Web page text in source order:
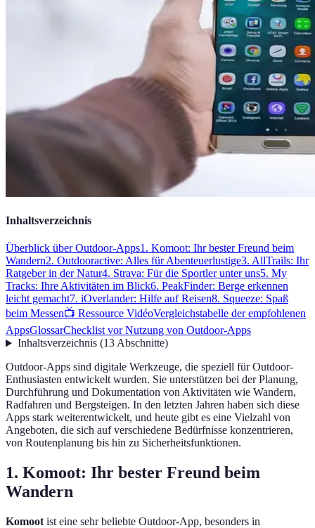
Inhaltsverzeichnis
Überblick über Outdoor-Apps1. Komoot: Ihr bester Freund beim
Wandern2. Outdooractive: Alles für Abenteuerlustige3. AllTrails: Ihr
Ratgeber in der Natur4. Strava: Für die Sportler unter uns5. My
Tracks: Ihre Aktivitäten im Blick6. PeakFinder: Berge erkennen
leicht gemacht7. iOverlander: Hilfe auf Reisen8. Squeeze: Spaß
beim Messen📺 Ressource VidéoVergleichstabelle der empfohlenen
AppsGlossarChecklist vor Nutzung von Outdoor-Apps
Inhaltsverzeichnis(13Abschnitte)
Outdoor-Apps sind digitale Werkzeuge, die speziell für Outdoor-
Enthusiasten entwickelt wurden. Sie unterstützen bei der Planung,
Durchführung und Dokumentation von Aktivitäten wie Wandern,
Radfahren und Bergsteigen. In den letzten Jahren haben sich diese
Apps stark weiterentwickelt, und heute gibt es eine Vielzahl von
Angeboten, die sich auf verschiedene Bedürfnisse konzentrieren,
von Routenplanung bis hin zu Sicherheitsfunktionen.
1. Komoot: Ihr bester Freund beim
Wandern
Komoot ist eine sehr beliebte Outdoor-App, besonders in